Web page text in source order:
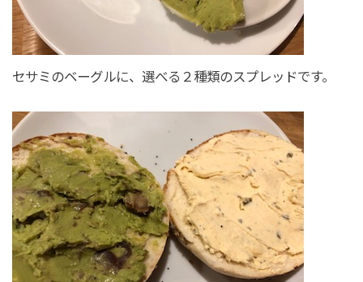
セサミのベーグルに、選べる２種類のスプレッドです。